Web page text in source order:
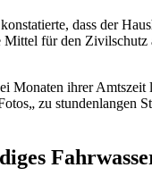
konstatierte, dass der
für den
Monaten ihrer
zu stundenlangen